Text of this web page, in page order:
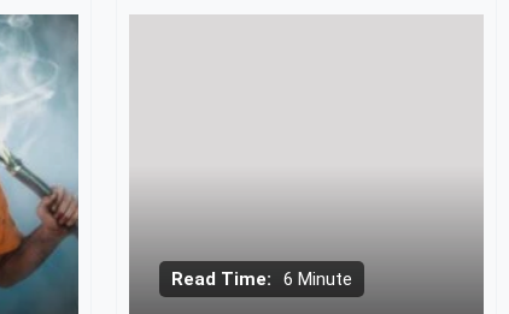
Read Time: 6 Minute